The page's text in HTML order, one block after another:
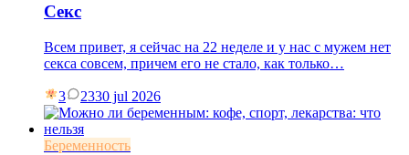
Секс
Всем привет, я сейчас на 22 неделе и у нас с мужем нет
секса совсем, причем его не стало, как только…
3 2330 jul 2026
Беременность